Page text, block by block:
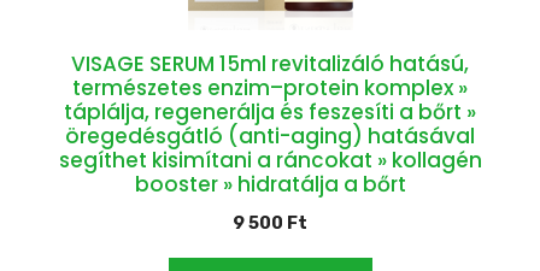
VISAGE SERUM 15ml revitalizáló hatású,
természetes enzim–protein komplex »
táplálja, regenerálja és feszesíti a bőrt »
öregedésgátló (anti-aging) hatásával
segíthet kisimítani a ráncokat » kollagén
booster » hidratálja a bőrt
9 500 Ft